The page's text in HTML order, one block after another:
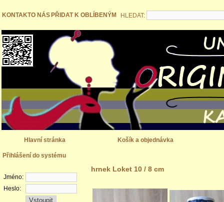
KONTAKTO NÁS PŘIDAT K OBLÍBENÝM HLEDAT:
Hlavní stránka Košík a objednávka
Přihlášení do systému
Jméno:
Heslo:
hrnek Loket 10 / 8 cm